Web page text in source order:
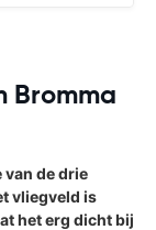
Bromma
de drie
vliegveld is
het erg dicht bij